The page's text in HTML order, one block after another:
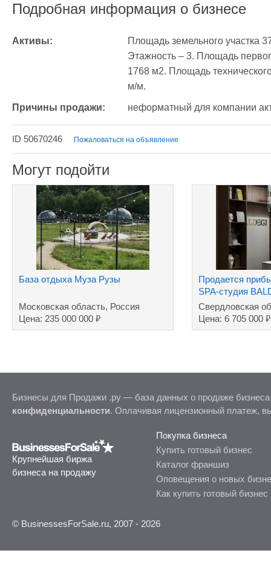
Подробная информация о бизнесе
Активы:
Площадь земельного участка
Этажность – 3. Площадь
1768 м2. Площадь
м/м.
Причины продажи: неформатный для компании
ID 50670246 Пожаловаться на объявление
Могут подойти
База отдыха Муза Рузы
Московская область, Россия
Цена: 235 000 000 ₽
Продается
SPA-студия
Свердловская
Цена: 6 705 000₽
Бизнесы для Продажи .ру — база данных о продаже
конфиденциальности. Оплачивая лицензионный платеж,
Крупнейшая биржа
бизнеса на продажу
Покупка бизнеса
Купить готовый бизнес
Каталог франшиз
Оповещения о новых
Как купить готовый бизнес
© BusinessesForSale.ru, 2007 - 2026